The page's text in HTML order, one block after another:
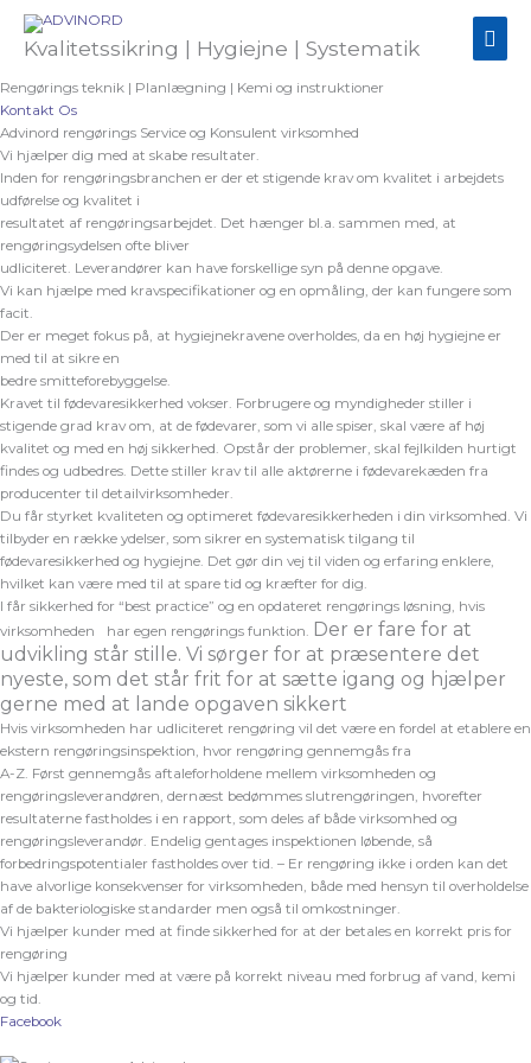
indholdet
Kvalitetssikring | Hygiejne | Systematik
Rengørings teknik | Planlægning | Kemi og instruktioner
Kontakt Os
Advinord rengørings Service og Konsulent virksomhed
Vi hjælper dig med at skabe resultater.
Inden for rengøringsbranchen er der et stigende krav om kvalitet i arbejdets
udførelse og kvalitet i
resultatet af rengøringsarbejdet. Det hænger bl.a. sammen med, at
rengøringsydelsen ofte bliver
udliciteret. Leverandører kan have forskellige syn på denne opgave.
Vi kan hjælpe med kravspecifikationer og en opmåling, der kan fungere som
facit.
Der er meget fokus på, at hygiejnekravene overholdes, da en høj hygiejne er
med til at sikre en
bedre smitteforebyggelse.
Kravet til fødevaresikkerhed vokser. Forbrugere og myndigheder stiller i
stigende grad krav om, at de fødevarer, som vi alle spiser, skal være af høj
kvalitet og med en høj sikkerhed. Opstår der problemer, skal fejlkilden hurtigt
findes og udbedres. Dette stiller krav til alle aktørerne i fødevarekæden fra
producenter til detailvirksomheder.
Du får styrket kvaliteten og optimeret fødevaresikkerheden i din virksomhed. Vi
tilbyder en række ydelser, som sikrer en systematisk tilgang til
fødevaresikkerhed og hygiejne. Det gør din vej til viden og erfaring enklere,
hvilket kan være med til at spare tid og kræfter for dig.
I får sikkerhed for “best practice” og en opdateret rengørings løsning, hvis
virksomheden
har egen rengørings funktion.
Der er fare for at
udvikling står stille. Vi sørger for at præsentere det
nyeste, som det står frit for at sætte igang og hjælper
gerne med at lande opgaven sikkert
Hvis virksomheden har udliciteret rengøring vil det være en fordel at etablere en
ekstern rengøringsinspektion, hvor rengøring gennemgås fra
A-Z. Først gennemgås aftaleforholdene mellem virksomheden og
rengøringsleverandøren, dernæst bedømmes slutrengøringen, hvorefter
resultaterne fastholdes i en rapport, som deles af både virksomhed og
rengøringsleverandør. Endelig gentages inspektionen løbende, så
forbedringspotentialer fastholdes over tid. – Er rengøring ikke i orden kan det
have alvorlige konsekvenser for virksomheden, både med hensyn til overholdelse
af de bakteriologiske standarder men også til omkostninger.
Vi hjælper kunder med at finde sikkerhed for at der betales en korrekt pris for
rengøring
Vi hjælper kunder med at være på korrekt niveau med forbrug af vand, kemi
og tid.
Facebook